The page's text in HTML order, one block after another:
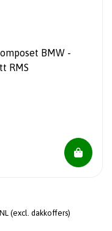
BMW -
RMS
(excl. dakkoffers)